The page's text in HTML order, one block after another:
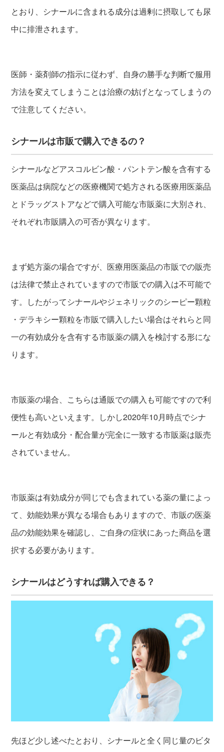
とおり、シナールに含まれる成分は過剰に摂取しても尿
中に排泄されます。
医師・薬剤師の指示に従わず、自身の勝手な判断で服用
方法を変えてしまうことは治療の妨げとなってしまうの
で注意してください。
シナールは市販で購入できるの？
シナールなどアスコルビン酸・パントテン酸を含有する
医薬品は病院などの医療機関で処方される医療用医薬品
とドラッグストアなどで購入可能な市販薬に大別され、
それぞれ市販購入の可否が異なります。
まず処方薬の場合ですが、医療用医薬品の市販での販売
は法律で禁止されていますので市販での購入は不可能で
す。したがってシナールやジェネリックのシーピー顆粒
・デラキシー顆粒を市販で購入したい場合はそれらと同
一の有効成分を含有する市販薬の購入を検討する形にな
ります。
市販薬の場合、こちらは通販での購入も可能ですので利
便性も高いといえます。しかし2020年10月時点でシナ
ールと有効成分・配合量が完全に一致する市販薬は販売
されていません。
市販薬は有効成分が同じでも含まれている薬の量によっ
て、効能効果が異なる場合もありますので、市販の医薬
品の効能効果を確認し、ご自身の症状にあった商品を選
択する必要があります。
シナールはどうすれば購入できる？
先ほど少し述べたとおり、シナールと全く同じ量のビタ